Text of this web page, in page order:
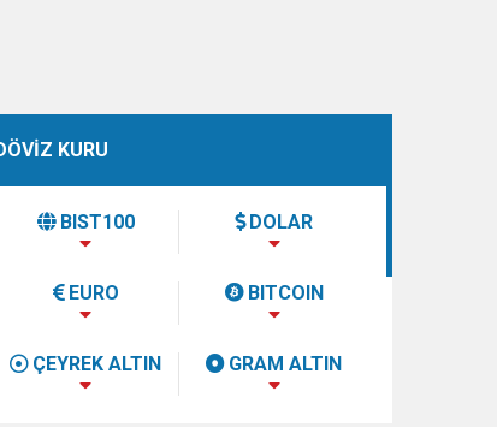
KURU
BIST100 DOLAR
EURO BITCOIN
ÇEYREK ALTIN GRAM ALTIN